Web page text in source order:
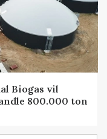
Biogas vil
800.000 ton